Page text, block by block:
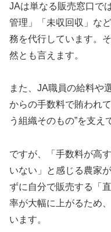
JAは単なる販売窓口で
管理」「未収回収」な
務を代行しています。
然とも言えます。
また、JA職員の給料や
からの手数料で賄われ
う組織そのもの”を支え
ですが、「手数料が高
いない」と感じる農家
ずに自分で販売する「
率が大幅に上がるため
います。